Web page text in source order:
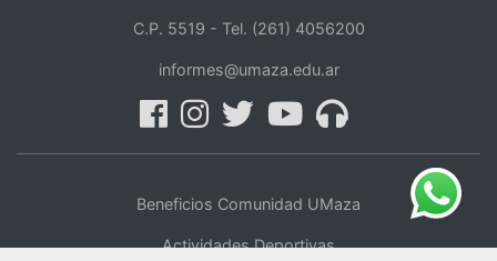
C.P. 5519 - Tel. (261) 4056200
informes@umaza.edu.ar
Beneficios Comunidad UMaza
Actividades Deportivas